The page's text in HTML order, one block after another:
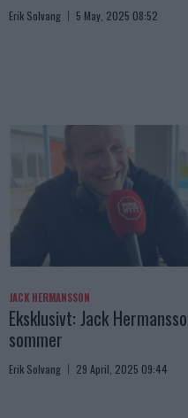
Erik Solvang 5 May, 2025 08:52
JACK HERMANSSON
Eksklusivt: Jack
sommer
Erik Solvang 29 April, 2025 09:44